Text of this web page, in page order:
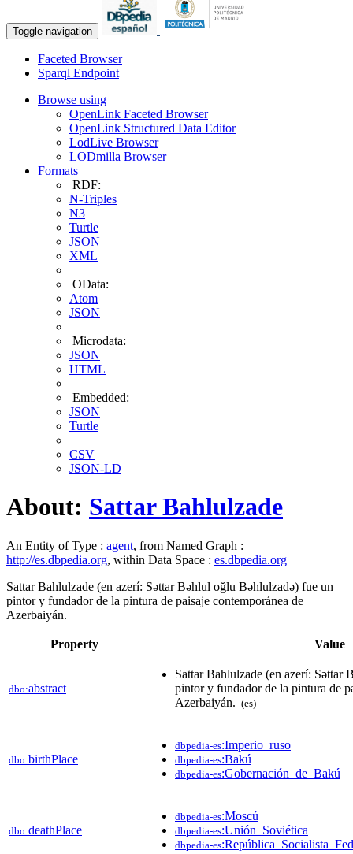
Toggle navigation
Faceted Browser
Sparql Endpoint
Browse using
OpenLink Faceted Browser
OpenLink Structured Data Editor
LodLive Browser
LODmilla Browser
Formats
RDF:
N-Triples
N3
Turtle
JSON
XML
OData:
Atom
JSON
Microdata:
JSON
HTML
Embedded:
JSON
Turtle
CSV
JSON-LD
About: Sattar Bahlulzade
An Entity of Type : agent, from Named Graph :
http://es.dbpedia.org, within Data Space : es.dbpedia.org
Sattar Bahlulzade (en azerí: Səttar Bəhlul oğlu Bəhlulzadə) fue un
pintor y fundador de la pintura de paisaje contemporánea de
Azerbaiyán. ​
Property Value
dbo:abstract
Sattar Bahlulzade (en azerí: Səttar
pintor y fundador de la pintura de
Azerbaiyán. ​ (es)
dbo:birthPlace
dbpedia-es:Imperio_ruso
dbpedia-es:Bakú
dbpedia-es:Gobernación_de_Bakú
dbo:deathPlace
dbpedia-es:Moscú
dbpedia-es:Unión_Soviética
dbpedia-es